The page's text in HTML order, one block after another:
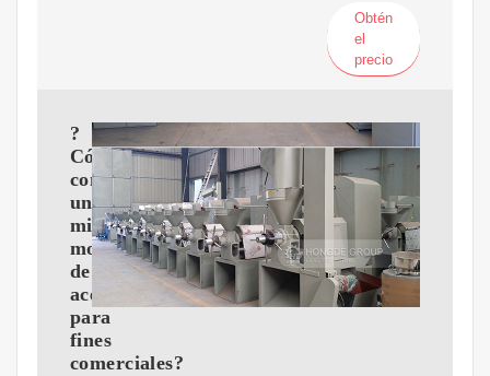
Obtén
el
precio
?
Cómo
configurar
un
mini
molino
de
aceite
para
fines
comerciales?